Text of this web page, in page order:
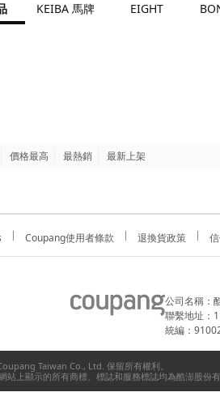
KEIBA 馬牌 EIGHT
價格最高 最熱銷 最新上架
Coupang使用者條款 退換貨政策
公司名稱：
聯繫地址：
統編：
Taiwan Co., Ltd. 保留所有權利。
站上顯示的所有商標、標誌和服務標誌均為酷澎股份